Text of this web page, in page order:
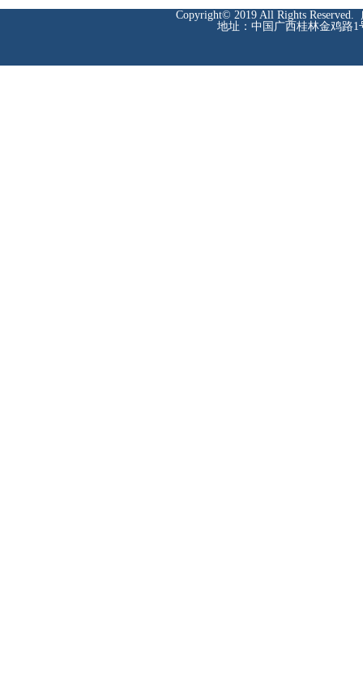
Copyright© 2019 All Rights Reserved.
地址：中国广西桂林金鸡